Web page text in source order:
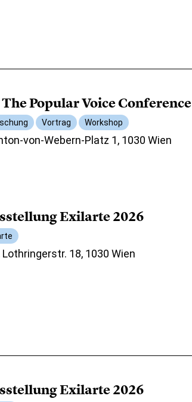
The Popular Voice Conference
Vortrag Workshop
von-Webern-Platz 1, 1030 Wien
Exilarte 2026
18, 1030 Wien
Exilarte 2026